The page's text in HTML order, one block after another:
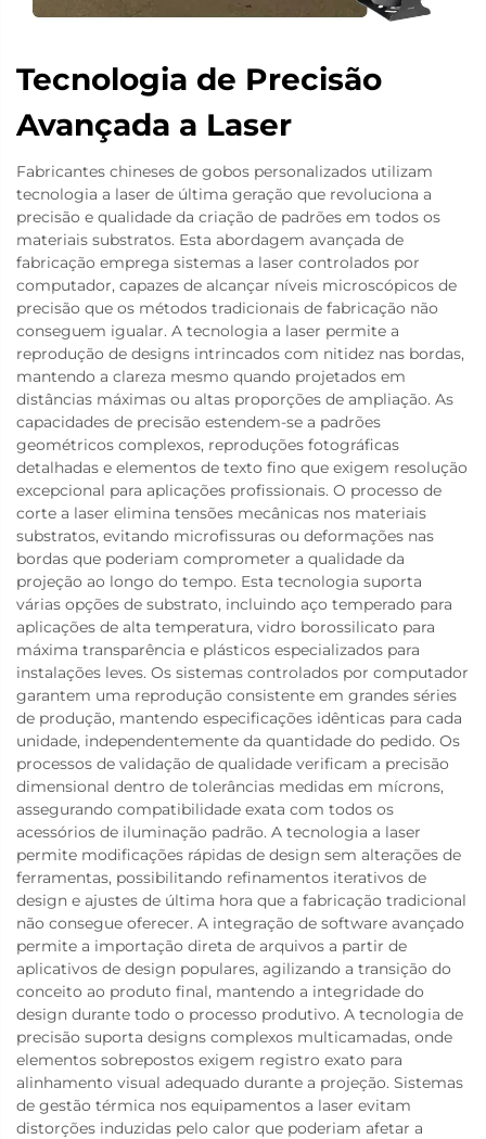
Tecnologia de Precisão
Avançada a Laser
Fabricantes chineses de gobos personalizados utilizam
tecnologia a laser de última geração que revoluciona a
precisão e qualidade da criação de padrões em todos os
materiais substratos. Esta abordagem avançada de
fabricação emprega sistemas a laser controlados por
computador, capazes de alcançar níveis microscópicos de
precisão que os métodos tradicionais de fabricação não
conseguem igualar. A tecnologia a laser permite a
reprodução de designs intrincados com nitidez nas bordas,
mantendo a clareza mesmo quando projetados em
distâncias máximas ou altas proporções de ampliação. As
capacidades de precisão estendem-se a padrões
geométricos complexos, reproduções fotográficas
detalhadas e elementos de texto fino que exigem resolução
excepcional para aplicações profissionais. O processo de
corte a laser elimina tensões mecânicas nos materiais
substratos, evitando microfissuras ou deformações nas
bordas que poderiam comprometer a qualidade da
projeção ao longo do tempo. Esta tecnologia suporta
várias opções de substrato, incluindo aço temperado para
aplicações de alta temperatura, vidro borossilicato para
máxima transparência e plásticos especializados para
instalações leves. Os sistemas controlados por computador
garantem uma reprodução consistente em grandes séries
de produção, mantendo especificações idênticas para cada
unidade, independentemente da quantidade do pedido. Os
processos de validação de qualidade verificam a precisão
dimensional dentro de tolerâncias medidas em mícrons,
assegurando compatibilidade exata com todos os
acessórios de iluminação padrão. A tecnologia a laser
permite modificações rápidas de design sem alterações de
ferramentas, possibilitando refinamentos iterativos de
design e ajustes de última hora que a fabricação tradicional
não consegue oferecer. A integração de software avançado
permite a importação direta de arquivos a partir de
aplicativos de design populares, agilizando a transição do
conceito ao produto final, mantendo a integridade do
design durante todo o processo produtivo. A tecnologia de
precisão suporta designs complexos multicamadas, onde
elementos sobrepostos exigem registro exato para
alinhamento visual adequado durante a projeção. Sistemas
de gestão térmica nos equipamentos a laser evitam
distorções induzidas pelo calor que poderiam afetar a